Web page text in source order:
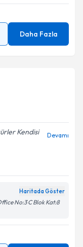
Daha Fazla
Kendisi
Devamı
Haritada Göster
No:3 C Blok Kat:8